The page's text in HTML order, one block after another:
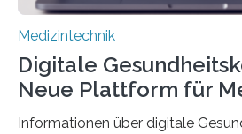
Medizintechnik
Digitale
Neue Plattform für
Informationen über digitale